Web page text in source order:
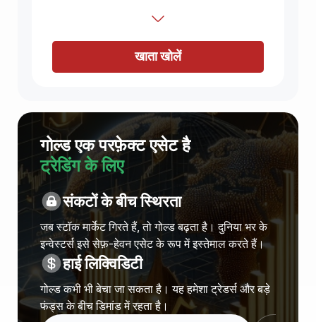
खाता खोलें
गोल्ड एक परफ़ेक्ट एसेट है
ट्रेडिंग के लिए
संकटों के बीच स्थिरता
जब स्टॉक मार्केट गिरते हैं, तो गोल्ड बढ़ता है। दुनिया भर के
इन्वेस्टर्स इसे सेफ़-हेवन एसेट के रूप में इस्तेमाल करते हैं।
हाई लिक्विडिटी
गोल्ड कभी भी बेचा जा सकता है। यह हमेशा ट्रेडर्स और बड़े
फंड्स के बीच डिमांड में रहता है।